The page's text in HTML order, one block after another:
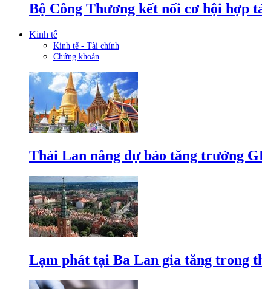
Bộ Công Thương kết nối cơ hội hợp
Kinh tế
Kinh tế - Tài chính
Chứng khoán
Thái Lan nâng dự báo tăng trưởng
Lạm phát tại Ba Lan gia tăng trong